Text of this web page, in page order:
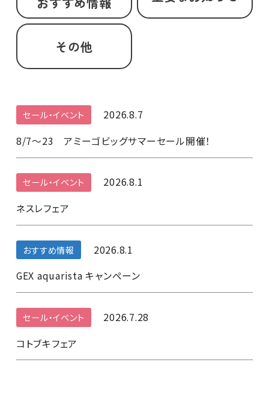
その他
セール・イベント
2026.8.7
8/7～23 アミーゴビッグサマーセール開催！
セール・イベント
2026.8.1
ネスレフェア
おすすめ情報
2026.8.1
GEX aquarista キャンペーン
セール・イベント
2026.7.28
コトブキフェア